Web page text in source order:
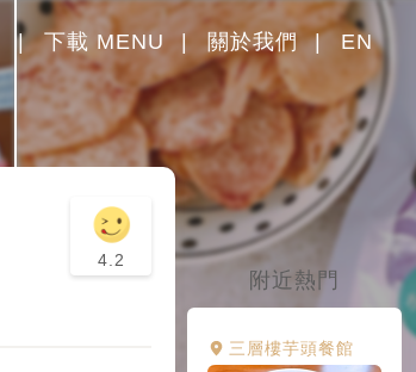
下載 MENU 關於我們 EN
附近熱門
三層樓芋頭餐館
4.2